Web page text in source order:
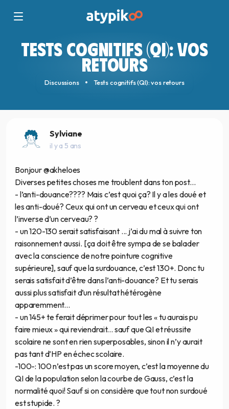
TESTS COGNITIFS (QI): VOS
RETOURS
Discussions Tests cognitifs (QI): vos retours
Sylviane
il y a 5 ans
Bonjour @akheloes
Diverses petites choses me troublent dans ton post...
- l’anti-douance???? Mais c’est quoi ça? Il y a les doué et
les anti-doué? Ceux qui ont un cerveau et ceux qui ont
l’inverse d’un cerveau? ?
- un 120-130 serait satisfaisant ... j’ai du mal à suivre ton
raisonnement aussi. [ça doit être sympa de se balader
avec la conscience de notre pointure cognitive
supérieure], sauf que la surdouance, c’est 130+. Donc tu
serais satisfait d’être dans l’anti-douance? Et tu serais
aussi plus satisfait d’un résultat hétérogène
apparemment...
- un 145+ te ferait déprimer pour tout les « tu aurais pu
faire mieux » qui reviendrait... sauf que QI et réussite
scolaire ne sont en rien superposables, sinon il n’y aurait
pas tant d’HP en échec scolaire.
-100-: 100 n’est pas un score moyen, c’est la moyenne du
QI de la population selon la courbe de Gauss, c’est la
normalité quoi! Sauf si on considère que tout non surdoué
est stupide. ?